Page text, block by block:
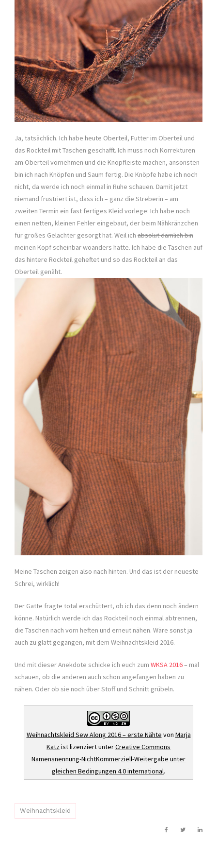
Ja, tatsächlich. Ich habe heute Oberteil, Futter im Oberteil und
das Rockteil mit Taschen geschafft. Ich muss noch Korrekturen
am Oberteil vornehmen und die Knopfleiste machen, ansonsten
bin ich nach Knöpfen und Saum fertig. Die Knöpfe habe ich noch
nicht, da werde ich noch einmal in Ruhe schauen. Damit jetzt
niemand frustriert ist, dass ich – ganz die Streberin – am
zweiten Termin ein fast fertiges Kleid vorlege: Ich habe noch
einen netten, kleinen Fehler eingebaut, der beim Nähkränzchen
für großes Gelächter gesorgt hat. Weil ich absolut dämlich bin
meinen Kopf scheinbar woanders hatte. Ich habe die Taschen auf
das hintere Rockteil geheftet und so das Rockteil an das
Oberteil genäht.
Meine Taschen zeigen also nach hinten. Und das ist der neueste
Schrei, wirklich!
Der Gatte fragte total erschüttert, ob ich das denn noch ändern
könne. Natürlich werde ich das Rockteil noch einmal abtrennen,
die Taschen nach vorn heften und erneut nähen. Wäre sonst ja
auch zu glatt gegangen, mit dem Weihnachtskleid 2016.
Und mit dieser Anekdote schicke ich euch zum WKSA 2016– mal
schauen, ob die anderen auch schon angefangen haben zu
nähen. Oder ob sie noch über Stoff und Schnitt grübeln.
Weihnachtskleid Sew Along 2016 – erste Nähte von Marja
Katz ist lizenziert unterCreative Commons
Namensnennung-NichtKommerziell-Weitergabe unter
gleichen Bedingungen 4.0 international.
Weihnachtskleid